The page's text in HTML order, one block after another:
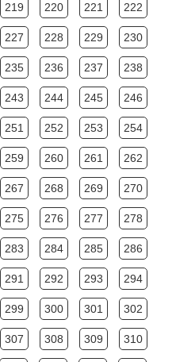
219 220 221 222
227 228 229 230
235 236 237 238
243 244 245 246
251 252 253 254
259 260 261 262
267 268 269 270
275 276 277 278
283 284 285 286
291 292 293 294
299 300 301 302
307 308 309 310